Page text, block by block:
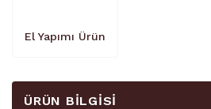
El Yapımı Ürün
ÜRÜN BILGISI